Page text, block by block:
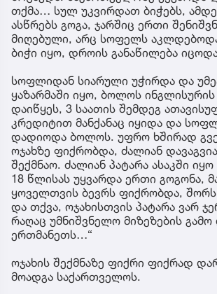
თქმა… სულ უკვირდათ ბიჭებს,
ასწრებს გოგა, ჯარშიც ერთი
მიღებული, არც სოფელს
ბიჭი იყო, დროის განაწილება
სოფლიდან სიარული უჭირდა და
ყაზარმაში იყო, ბოლოს
დაიწყეს, 3 საათის შემდეგ
კრედიტით მანქანაც იყიდა და
დადიოდა ბოლოს. უფრო ხშირად
ოჯახზე ფიქრობდა, ძალიან
შექმნაო. ძალიან პატარა ასაკში
18 წლისას უყვარდა ერთი გოგონა,
ყოველთვის ბევრს ფიქრობდა,
და თქვა, ოჯახისთვის პატარა ვარ
რაღაც უმნიშვნელო მიზეზების
ერთმანეთს…“
ოჯახის შექმნაზე ფიქრი ფიქრად
მოადგა საქართველოს.